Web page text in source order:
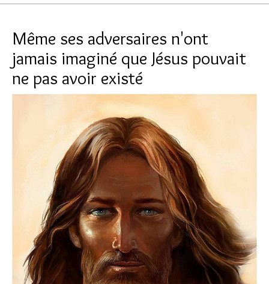
Même ses adversaires n'ont
jamais imaginé que Jésus pouvait
ne pas avoir existé